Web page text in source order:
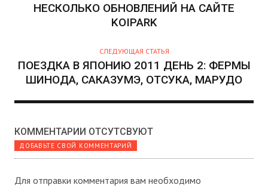
НЕСКОЛЬКО ОБНОВЛЕНИЙ НА САЙТЕ
KOIPARK
СЛЕДУЮЩАЯ СТАТЬЯ
ПОЕЗДКА В ЯПОНИЮ 2011 ДЕНЬ 2: ФЕРМЫ
ШИНОДА, САКАЗУМЭ, ОТСУКА, МАРУДО
КОММЕНТАРИИ ОТСУТСВУЮТ
ДОБАВЬТЕ СВОЙ КОММЕНТАРИЙ
Для отправки комментария вам необходимо